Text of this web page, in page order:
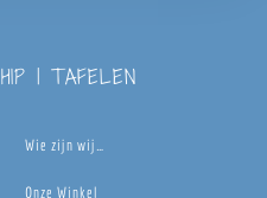
HIP | TAFELEN
Wie zijn wij…
Onze Winkel